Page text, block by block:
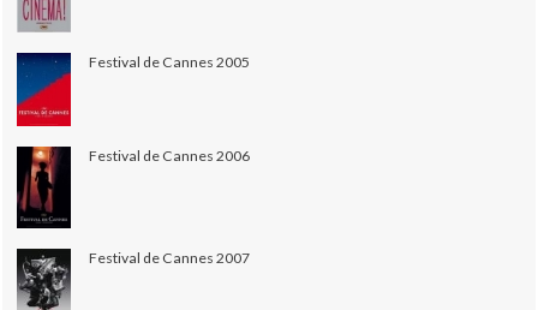
Festival de Cannes 2005
Festival de Cannes 2006
Festival de Cannes 2007